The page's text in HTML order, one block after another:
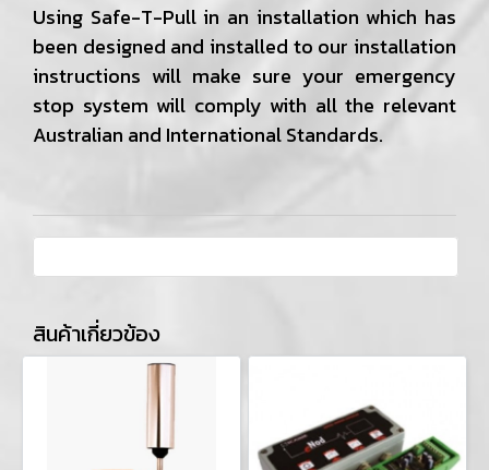
Using Safe-T-Pull in an installation which has
been designed and installed to our installation
instructions will make sure your emergency
stop system will comply with all the relevant
Australian and International Standards.
สินค้าเกี่ยวข้อง